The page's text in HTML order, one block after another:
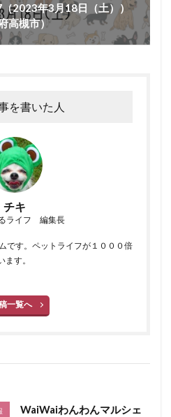
2023年3月18日（土））
高槻市）
を書いた人
チキ
ライフ 編集長
です。ペットライフが１０００倍
す。
一覧へ
WaiWaiわんわんマルシェ